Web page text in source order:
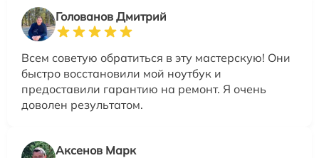
Голованов Дмитрий
Всем советую обратиться в эту мастерскую! Они
быстро восстановили мой ноутбук и
предоставили гарантию на ремонт. Я очень
доволен результатом.
Аксенов Марк